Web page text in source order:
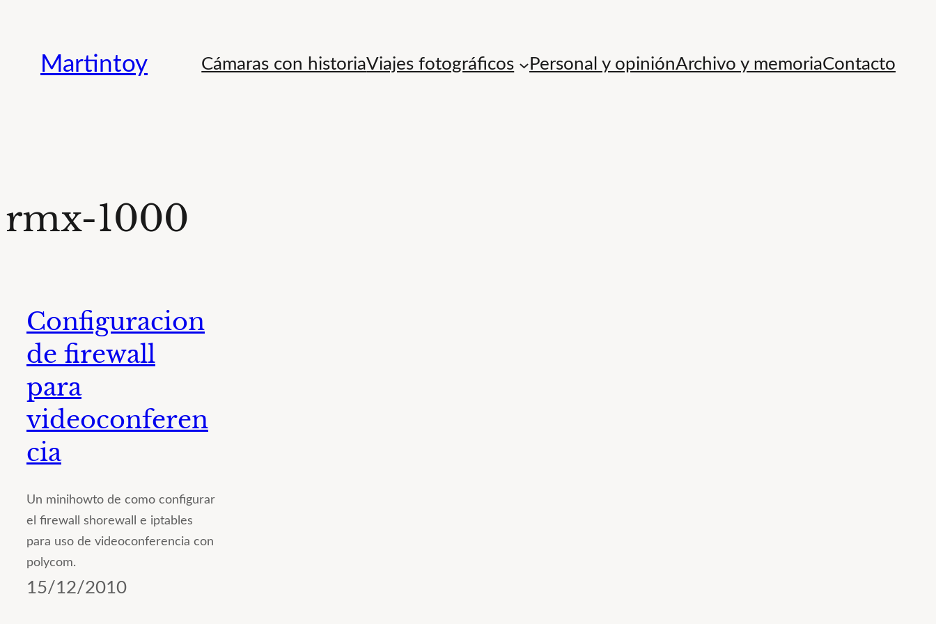
contenido
Martintoy Cámaras con historiaViajes fotográficos Personal y opiniónArchivo y memoriaContacto
rmx-1000
Configuracion
de firewall
para
videoconferen
cia
Un minihowto de como configurar
el firewall shorewall e iptables
para uso de videoconferencia con
polycom.
15/12/2010